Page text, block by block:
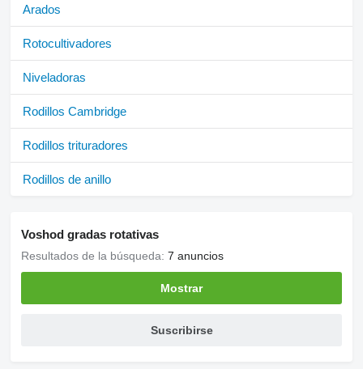
Arados
Rotocultivadores
Niveladoras
Rodillos Cambridge
Rodillos trituradores
Rodillos de anillo
Voshod gradas rotativas
Resultados de la búsqueda: 7 anuncios
Mostrar
Suscribirse